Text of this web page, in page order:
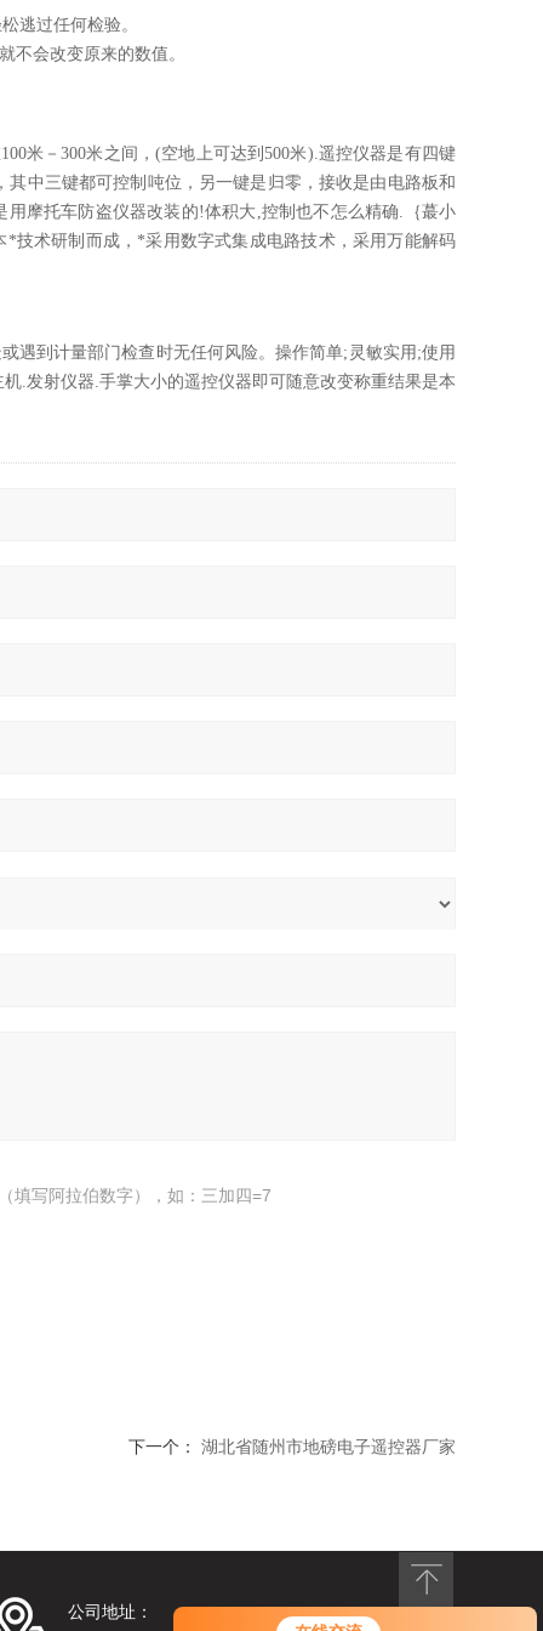
您好！欢迎前来咨询，很高兴为您
逃过任何检验。
不会改变原来的数值。
米－300米之间，(空地上可达到500米).遥控仪器是有四键
中三键都可控制吨位，另一键是归零，接收是由电路板和
摩托车防盗仪器改装的!体积大,控制也不怎么精确.｛蕞小
技术研制而成，*采用数字式集成电路技术，采用万能解码
遇到计量部门检查时无任何风险。操作简单;灵敏实用;使用
.发射仪器.手掌大小的遥控仪器即可随意改变称重结果是本
填写阿拉伯数字），如：三加四=7
下一个： 湖北省随州市地磅电子遥控器厂家
公司地址：